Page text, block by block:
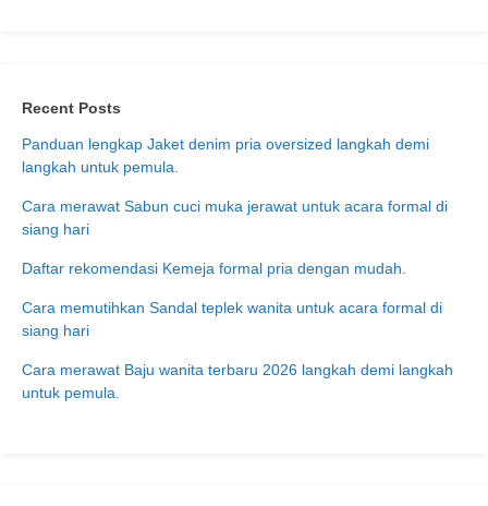
Recent Posts
Panduan lengkap Jaket denim pria oversized langkah demi
langkah untuk pemula.
Cara merawat Sabun cuci muka jerawat untuk acara formal di
siang hari
Daftar rekomendasi Kemeja formal pria dengan mudah.
Cara memutihkan Sandal teplek wanita untuk acara formal di
siang hari
Cara merawat Baju wanita terbaru 2026 langkah demi langkah
untuk pemula.